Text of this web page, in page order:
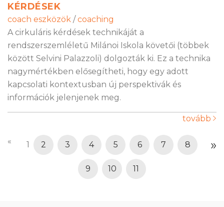
KÉRDÉSEK
coach eszközök / coaching
A cirkuláris kérdések technikáját a
rendszerszemléletű Milánoi Iskola követői (többek
között Selvini Palazzoli) dolgozták ki. Ez a technika
nagymértékben elősegítheti, hogy egy adott
kapcsolati kontextusban új perspektivák és
információk jelenjenek meg.
tovább
« 1 2 3 4 5 6 7 8
9 10 11
»